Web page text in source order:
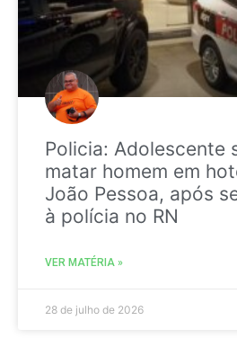
Policia: Adolescente
matar homem em
João Pessoa, após
à polícia no RN
VER MATÉRIA »
28 de julho de 2026